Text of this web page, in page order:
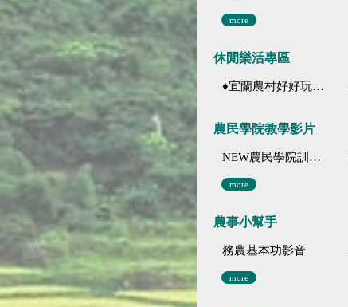
more
休閒樂活專區
♦宜蘭農村好好玩 ♦「農、藝、山、水」四條遊程推薦
農民學院教學影片
NEW農民學院訓練影音分類
more
農事小幫手
務農基本功影音
more